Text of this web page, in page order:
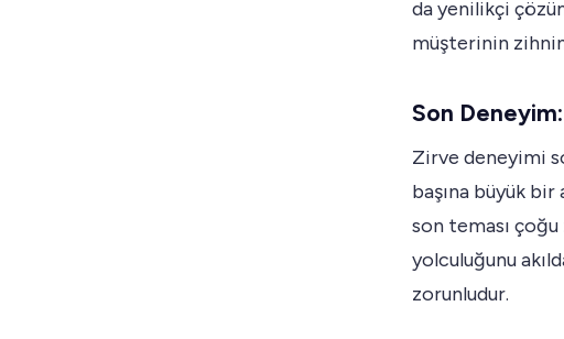
da yenilikçi
müşterinin
Son Deneyim:
Zirve deneyimi
başına büyük bir
son teması
yolculuğunu
zorunludur.